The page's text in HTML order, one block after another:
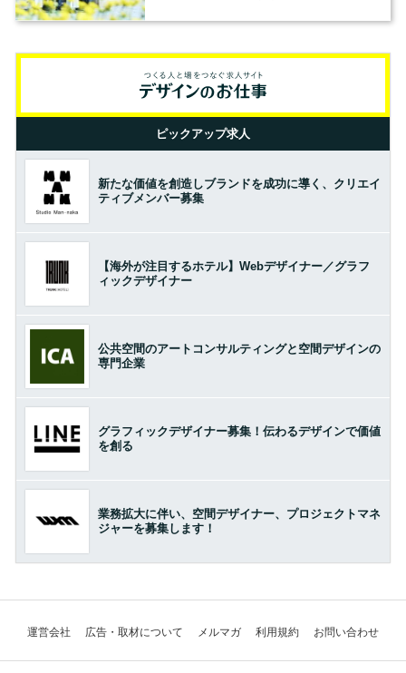
ピックアップ求人
新たな価値を創造しブランドを成功に導く、クリエイ
ティブメンバー募集
【海外が注目するホテル】Webデザイナー／グラフ
ィックデザイナー
公共空間のアートコンサルティングと空間デザインの
専門企業
グラフィックデザイナー募集！伝わるデザインで価値
を創る
業務拡大に伴い、空間デザイナー、プロジェクトマネ
ジャーを募集します！
運営会社 広告・取材について メルマガ 利用規約 お問い合わせ